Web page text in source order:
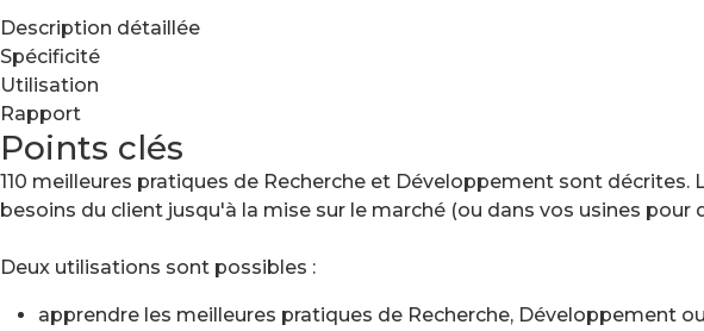
Description détaillée
Spécificité
Utilisation
Rapport
Points clés
110 meilleures pratiques de Recherche et Développement sont
besoins du client jusqu'à la mise sur le marché (ou dans vos usines
Deux utilisations sont possibles :
apprendre les meilleures pratiques de Recherche, Développement